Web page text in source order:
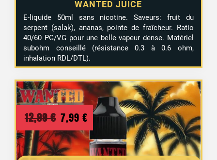
WANTED JUICE
E-liquide 50ml sans nicotine. Saveurs: fruit du
serpent (salak), ananas, pointe de fraîcheur. Ratio
40/60 PG/VG pour une belle vapeur dense. Matériel
subohm conseillé (résistance 0.3 à 0.6 ohm,
inhalation RDL/DTL).
12,99€ Le
prix
initial
7,99 € Le
prix
actuel